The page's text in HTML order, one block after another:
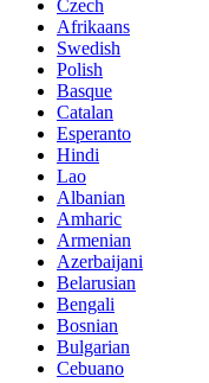
Czech
Afrikaans
Swedish
Polish
Basque
Catalan
Esperanto
Hindi
Lao
Albanian
Amharic
Armenian
Azerbaijani
Belarusian
Bengali
Bosnian
Bulgarian
Cebuano